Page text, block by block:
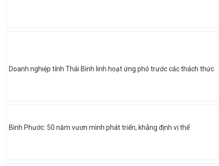
Doanh nghiệp tỉnh Thái Bình linh hoạt ứng phó trước các thách thức
Bình Phước: 50 năm vươn mình phát triển, khẳng định vị thế